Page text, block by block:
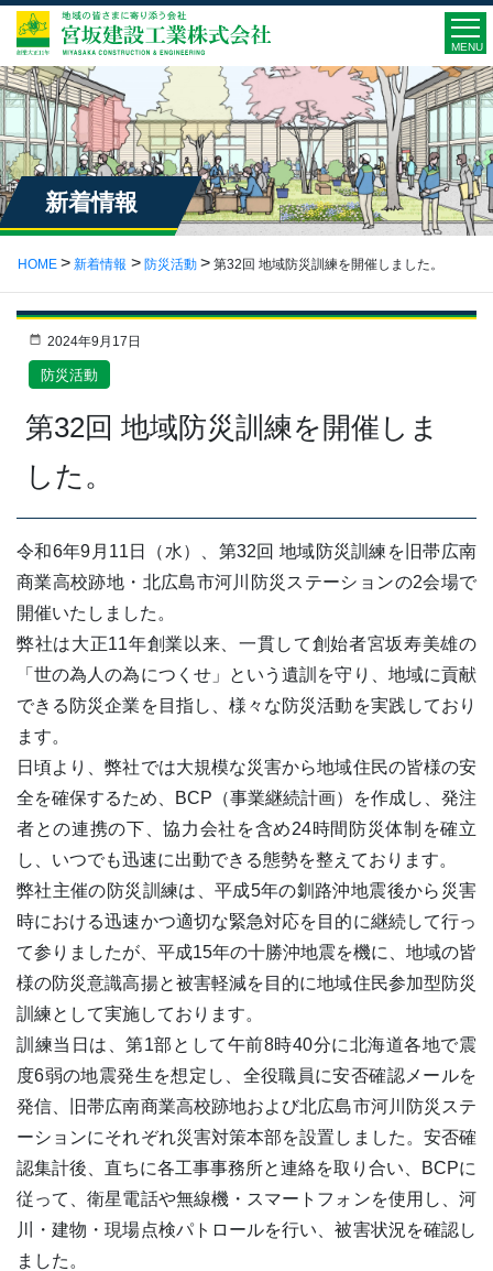
MENU
新着情報
HOME 新着情報 防災活動 第32回 地域防災訓練を開催しました。
2024年9月17日
防災活動
第32回 地域防災訓練を開催しま
した。
令和6年9月11日（水）、第32回 地域防災訓練を旧帯広南
商業高校跡地・北広島市河川防災ステーションの2会場で
開催いたしました。
弊社は大正11年創業以来、一貫して創始者宮坂寿美雄の
「世の為人の為につくせ」という遺訓を守り、地域に貢献
できる防災企業を目指し、様々な防災活動を実践しており
ます。
日頃より、弊社では大規模な災害から地域住民の皆様の安
全を確保するため、BCP（事業継続計画）を作成し、発注
者との連携の下、協力会社を含め24時間防災体制を確立
し、いつでも迅速に出動できる態勢を整えております。
弊社主催の防災訓練は、平成5年の釧路沖地震後から災害
時における迅速かつ適切な緊急対応を目的に継続して行っ
て参りましたが、平成15年の十勝沖地震を機に、地域の皆
様の防災意識高揚と被害軽減を目的に地域住民参加型防災
訓練として実施しております。
訓練当日は、第1部として午前8時40分に北海道各地で震
度6弱の地震発生を想定し、全役職員に安否確認メールを
発信、旧帯広南商業高校跡地および北広島市河川防災ステ
ーションにそれぞれ災害対策本部を設置しました。安否確
認集計後、直ちに各工事事務所と連絡を取り合い、BCPに
従って、衛星電話や無線機・スマートフォンを使用し、河
川・建物・現場点検パトロールを行い、被害状況を確認し
ました。